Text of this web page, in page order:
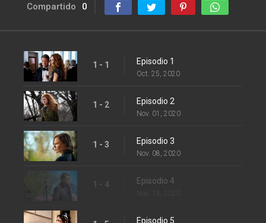
Compartido 0
1 - 1 Episodio 1
Oct. 25, 2020
1 - 2 Episodio 2
Nov. 01, 2020
1 - 3 Episodio 3
Nov. 08, 2020
1 - 4 Episodio 4
Episodio 5